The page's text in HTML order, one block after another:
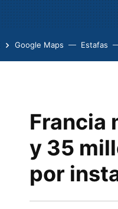
Google Maps Estafas
Francia
y 35
por